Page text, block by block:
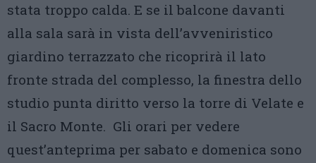
stata troppo calda. E se il balcone davanti
alla sala sarà in vista dell’avveniristico
giardino terrazzato che ricoprirà il lato
fronte strada del complesso, la finestra dello
studio punta diritto verso la torre di Velate e
il Sacro Monte. Gli orari per vedere
quest’anteprima per sabato e domenica sono